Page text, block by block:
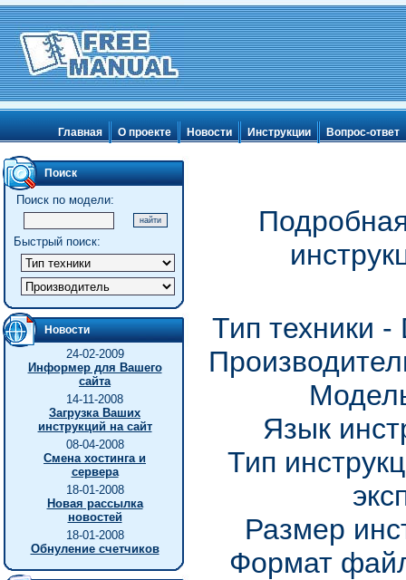
Главная О проекте Новости Инструкции Вопрос-ответ
Поиск
Поиск по модели:
Быстрый поиск:
Новости
24-02-2009
Информер для Вашего
сайта
14-11-2008
Загрузка Ваших
инструкций на сайт
08-04-2008
Смена хостинга и
сервера
18-01-2008
Новая рассылка
новостей
18-01-2008
Обнуление счетчиков
Тип техники -
Язык
Тип
Размер
Формат